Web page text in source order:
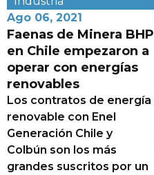
Ago 06, 2021
Faenas de Minera BHP
en Chile empezaron a
operar con energías
renovables
Los contratos de energía
renovable con Enel
Generación Chile y
Colbún son los más
grandes suscritos por un